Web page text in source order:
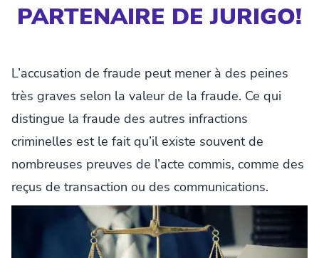
PARTENAIRE DE JURIGO!
L’accusation de fraude peut mener à des peines
très graves selon la valeur de la fraude. Ce qui
distingue la fraude des autres infractions
criminelles est le fait qu’il existe souvent de
nombreuses preuves de l’acte commis, comme des
reçus de transaction ou des communications.